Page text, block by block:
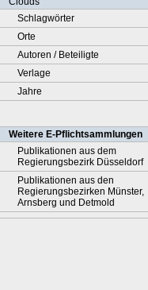
Schlagwörter
Orte
Autoren / Beteiligte
Verlage
Jahre
Weitere E-Pflichtsammlungen
Publikationen aus dem
Regierungsbezirk Düsseldorf
Publikationen aus den
Regierungsbezirken Münster,
Arnsberg und Detmold